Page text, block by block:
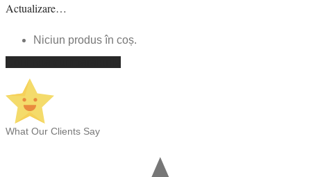
Actualizare…
Niciun produs în coș.
What Our Clients Say